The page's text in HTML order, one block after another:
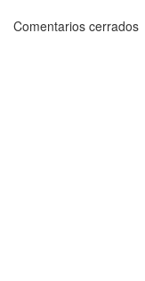
Comentarios cerrados